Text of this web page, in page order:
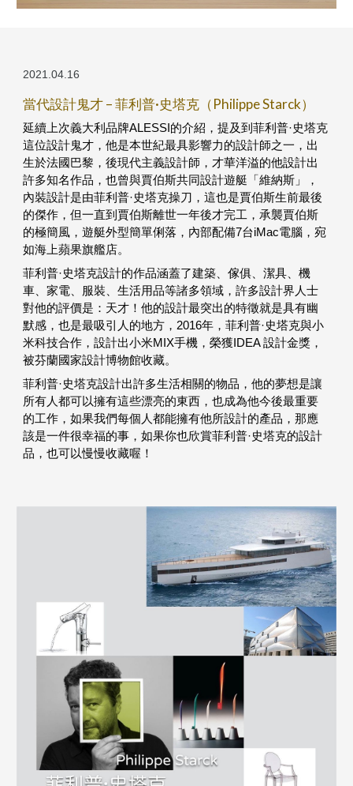
2021.04 16
當代設計鬼才 – 菲利普·史塔克（Philippe Starck）
延續上次義大利品牌ALESSI的介紹，提及到菲利普·史塔克
這位設計鬼才，他是本世紀最具影響力的設計師之一，出
生於法國巴黎，後現代主義設計師，才華洋溢的他設計出
許多知名作品，也曾與賈伯斯共同設計遊艇「維納斯」，
內裝設計是由菲利普·史塔克操刀，這也是賈伯斯生前最後
的傑作，但一直到賈伯斯離世一年後才完工，承襲賈伯斯
的極簡風，遊艇外型簡單俐落，內部配備7台iMac電腦，宛
如海上蘋果旗艦店。
菲利普·史塔克設計的作品涵蓋了建築、傢俱、潔具、機
車、家電、服裝、生活用品等諸多領域，許多設計界人士
對他的評價是：天才！他的設計最突出的特徵就是具有幽
默感，也是最吸引人的地方，2016年，菲利普·史塔克與小
米科技合作，設計出小米MIX手機，榮獲IDEA 設計金獎，
被芬蘭國家設計博物館收藏。
菲利普·史塔克設計出許多生活相關的物品，他的夢想是讓
所有人都可以擁有這些漂亮的東西，也成為他今後最重要
的工作，如果我們每個人都能擁有他所設計的產品，那應
該是一件很幸福的事，如果你也欣賞菲利普·史塔克的設計
品，也可以慢慢收藏喔！